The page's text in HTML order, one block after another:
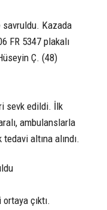
savruldu. Kazada
FR 5347 plakalı
Ç. (48)
sevk edildi. İlk
ambulanslarla
altına alındı.
çıktı.